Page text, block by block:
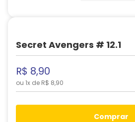
Secret Avengers # 12.1
R$ 8,90
ou 1x de R$ 8,90
comprar